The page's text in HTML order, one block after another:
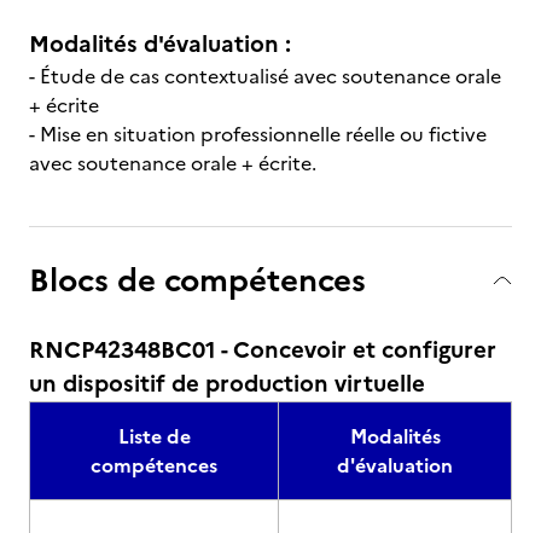
Modalités d'évaluation :
- Étude de cas contextualisé avec soutenance orale
+ écrite
- Mise en situation professionnelle réelle ou fictive
avec soutenance orale + écrite.
Blocs de compétences
RNCP42348BC01 - Concevoir et configurer
un dispositif de production virtuelle
Liste de
compétences
Modalités
d'évaluation